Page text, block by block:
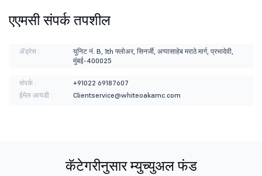
एएमसी संपर्क तपशील
ॲड्रेस :
युनिट नं. B, 1th फ्लोअर, सिनर्जी, अप्पासाहेब मराठे मार्ग, प्रभादेवी,
मुंबई-400025
संपर्क :
+91022 69187607
ईमेल आयडी :
Clientservice@whiteoakamc.com
कॅटेगरीनुसार म्युच्युअल फंड